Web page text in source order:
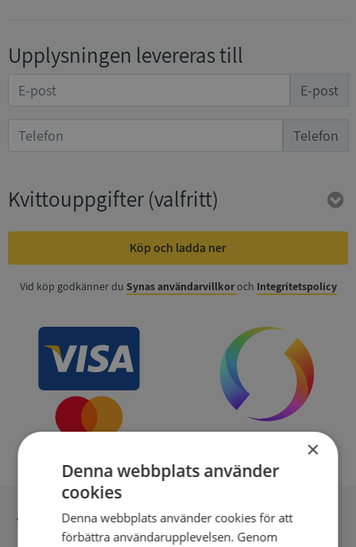
Upplysningen levereras till
E-post
Telefon
Kvittouppgifter(valfritt)
Köp och ladda ner
Vid köp godkänner du Synas användarvillkoroch Integritetspolicy
Inga kopior till omfrågad
×
Denna webbplats använder
cookies
Denna webbplats använder cookies för att
förbättra användarupplevelsen. Genom